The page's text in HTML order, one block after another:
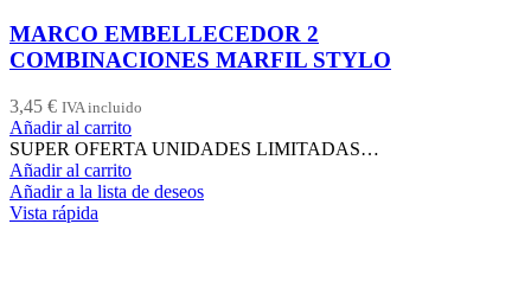
MARCO EMBELLECEDOR 2
COMBINACIONES MARFIL STYLO
3,45 € IVA incluido
Añadir al carrito
SUPER OFERTA UNIDADES LIMITADAS…
Añadir al carrito
Añadir a la lista de deseos
Vista rápida